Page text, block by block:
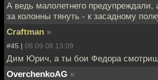
А ведь малолетнего предупреждали,
за колонны тянуть - к засадному
Craftman »
#45 | 08.09.08 13:09
Дим Юрич, а ты бои Федора
OverchenkoAG »